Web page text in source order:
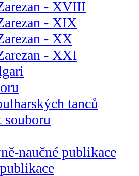
- XVIII
- XIX
- XX
- XXI
tanců
souboru
naučné publikace